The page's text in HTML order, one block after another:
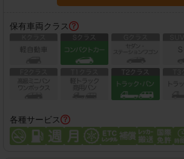
保有車両クラス
各種サービス